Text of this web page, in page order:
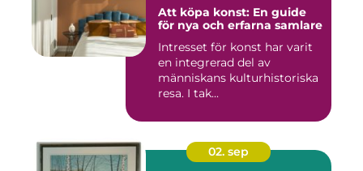
Att köpa konst: En guide
för nya och erfarna samlare
Intresset för konst har varit
en integrerad del av
människans kulturhistoriska
resa. I tak...
02. sep